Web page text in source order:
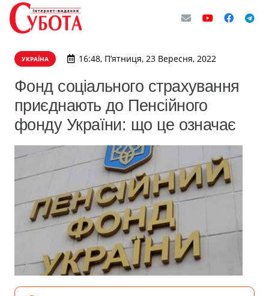
УКРАЇНА 16:48, П’ятниця, 23 Вересня, 2022
Фонд соціального страхування
приєднають до Пенсійного
фонду України: що це означає